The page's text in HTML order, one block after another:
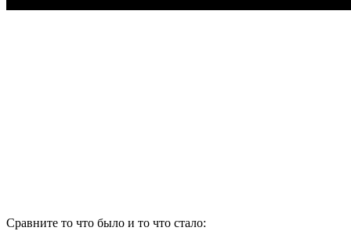
Сравните то что было и то что стало: